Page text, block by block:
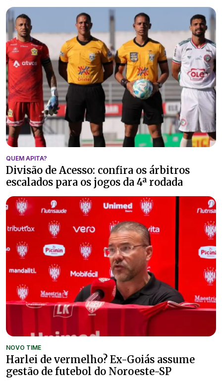
QUEM APITA?
Divisão de Acesso: confira os árbitros
escalados para os jogos da 4ª rodada
NOVO TIME
Harlei de vermelho? Ex-Goiás assume
gestão de futebol do Noroeste-SP